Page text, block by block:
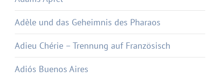
Adèle und das Geheimnis des Pharaos
Adieu Chérie – Trennung auf Französisch
Adiós Buenos Aires